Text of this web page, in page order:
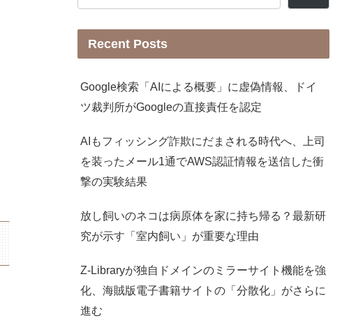
Recent Posts
Google検索「AIによる概要」に虚偽情報、ドイ
ツ裁判所がGoogleの直接責任を認定
AIもフィッシング詐欺にだまされる時代へ、上司
を装ったメール1通でAWS認証情報を送信した衝
撃の実験結果
放し飼いのネコは病原体を家に持ち帰る？最新研
究が示す「室内飼い」が重要な理由
Z-Libraryが独自ドメインのミラーサイト機能を強
化、海賊版電子書籍サイトの「分散化」がさらに
進む